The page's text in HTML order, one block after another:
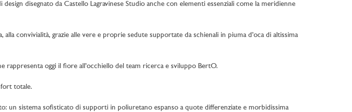
disegnato da Castello Lagravinese Studio anche con elementi essenziali come la meridienne
convivialità, grazie alle vere e proprie sedute supportate da schienali in piuma d’oca di altissima
oggi il fiore all’occhiello del team ricerca e sviluppo BertO.
totale.
un sistema sofisticato di supporti in poliuretano espanso a quote differenziate e morbidissima